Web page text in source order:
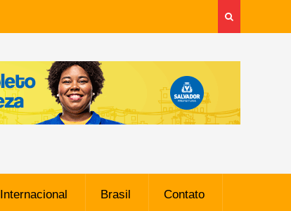
Internacional Brasil Contato